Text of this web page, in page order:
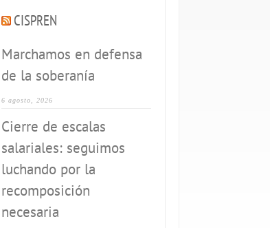
CISPREN
Marchamos en defensa
de la soberanía
6 agosto, 2026
Cierre de escalas
salariales: seguimos
luchando por la
recomposición
necesaria